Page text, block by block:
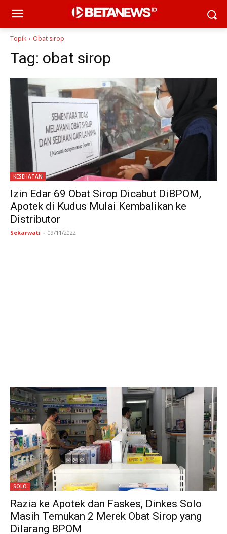
Topik Obat sirop
Tag: obat sirop
KESEHATAN
Izin Edar 69 Obat Sirop Dicabut DiBPOM,
Apotek di Kudus Mulai Kembalikan ke
Distributor
Sekarwati - 09/11/2022
SOLO
Razia ke Apotek dan Faskes, Dinkes Solo
Masih Temukan 2 Merek Obat Sirop yang
Dilarang BPOM